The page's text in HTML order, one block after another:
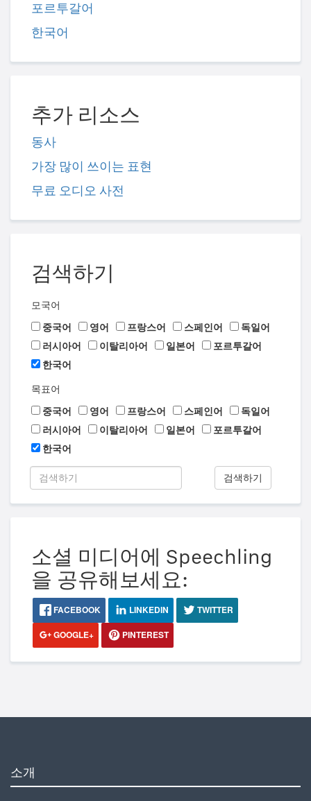
포르투갈어
한국어
추가 리소스
동사
가장 많이 쓰이는 표현
무료 오디오 사전
검색하기
모국어
중국어
영어 프랑스어 스페인어
독일어
러시아어
이탈리아어 일본어
포르투갈어
한국어
목표어
중국어
영어 프랑스어 스페인어
독일어
러시아어
이탈리아어 일본어
포르투갈어
한국어
검색하기
소셜 미디어에 Speechling
을 공유해보세요:
FACEBOOK LINKEDIN
TWITTER
GOOGLE+
PINTEREST
소개